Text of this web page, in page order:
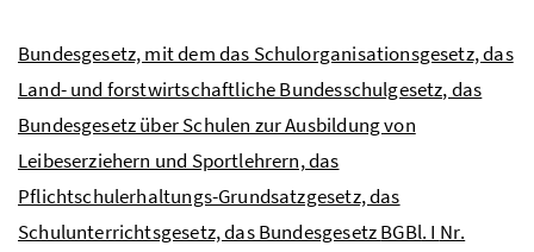
Bundesgesetz, mit dem das Schulorganisationsgesetz, das
Land- und forstwirtschaftliche Bundesschulgesetz, das
Bundesgesetz über Schulen zur Ausbildung von
Leibeserziehern und Sportlehrern, das
Pflichtschulerhaltungs-Grundsatzgesetz, das
Schulunterrichtsgesetz, das BundesgesetzBGBl. I Nr.